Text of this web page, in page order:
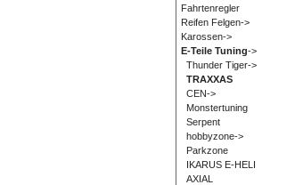
Fahrtenregler
Reifen Felgen->
Karossen->
E-Teile Tuning->
Thunder Tiger->
TRAXXAS
CEN->
Monstertuning
Serpent
hobbyzone->
Parkzone
IKARUS E-HELI
AXIAL